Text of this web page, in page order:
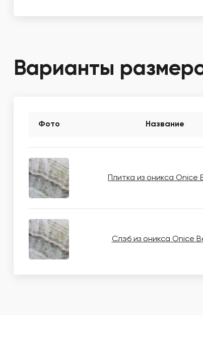
Варианты
Фото Название
Плитка из оникса Onice
Слэб из оникса Onice